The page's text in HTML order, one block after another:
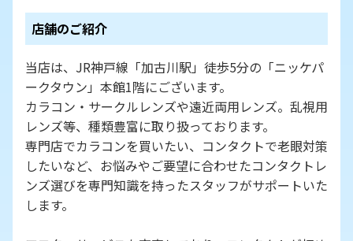
店舗のご紹介
当店は、JR神戸線「加古川駅」徒歩5分の「ニッケパ
ークタウン」本館1階にございます。
カラコン・サークルレンズや遠近両用レンズ。乱視用
レンズ等、種類豊富に取り扱っております。
専門店でカラコンを買いたい、コンタクトで老眼対策
したいなど、お悩みやご要望に合わせたコンタクトレ
ンズ選びを専門知識を持ったスタッフがサポートいた
します。